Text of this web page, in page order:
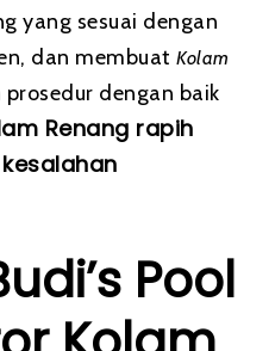
yang sesuai dengan
dan membuatKolam
dengan baik
Renang rapih
Pool